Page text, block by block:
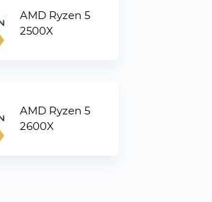
AMD Ryzen 5
2500X
AMD Ryzen 5
2600X